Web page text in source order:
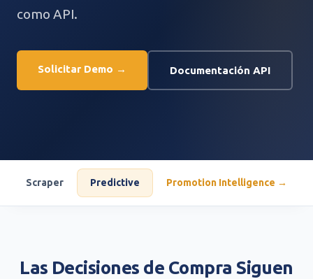
como API.
Solicitar Demo → Documentación API
Scraper Predictive Promotion Intelligence →
Las Decisiones de Compra Siguen